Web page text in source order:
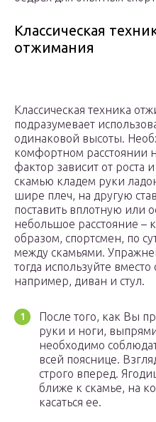
Классическая
отжимания
Классическая техника
подразумевает
одинаковой высоты.
комфортном расстоянии
фактор зависит от роста
скамью кладем руки
шире плеч, на другую
поставить вплотную или
небольшое расстояние –
образом, спортсмен, по
между скамьями.
тогда используйте
например, диван и стул.
После того, как Вы
руки и ноги,
необходимо
всей пояснице.
строго вперед.
ближе к скамье, на
касаться ее.